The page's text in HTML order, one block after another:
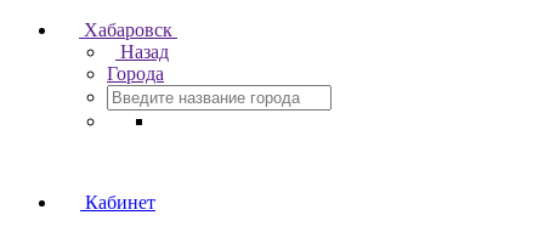
Хабаровск
Назад
Города
Кабинет